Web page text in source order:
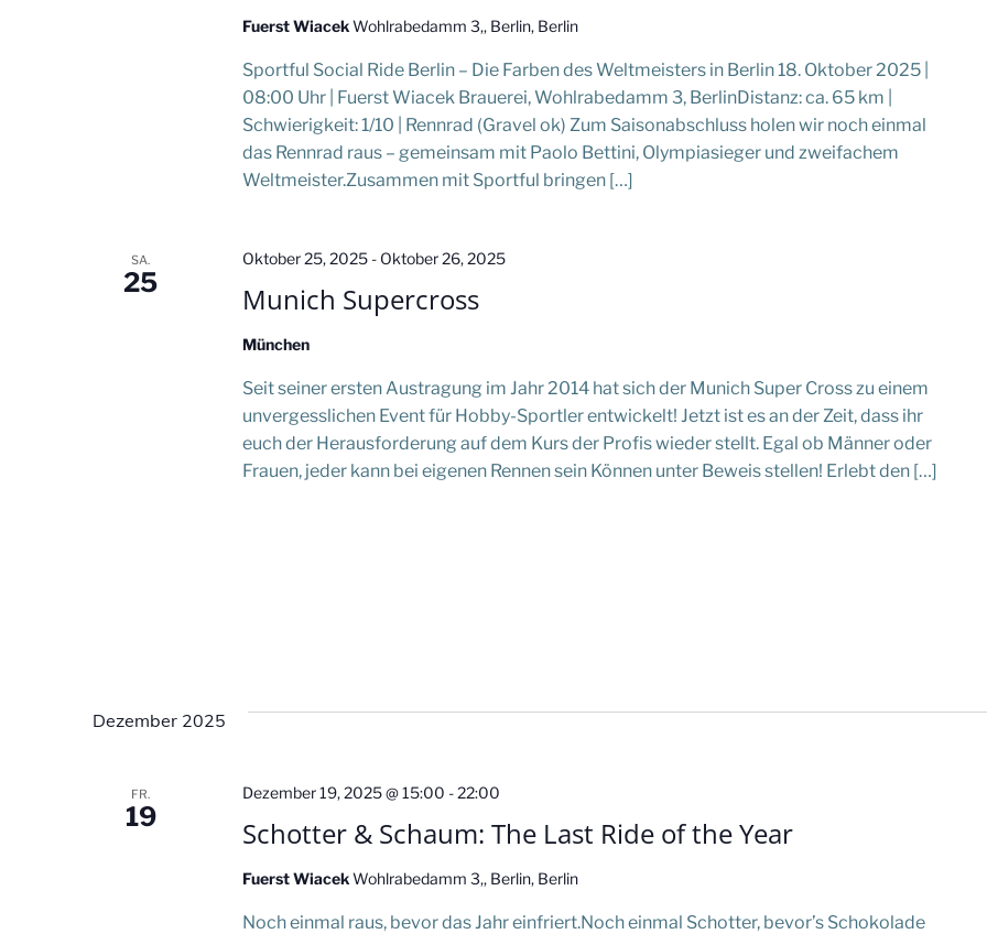
u
Fuerst WiacekWohlrabedamm 3,, Berlin, Berlin
Sportful Social Ride Berlin – Die Farben des Weltmeisters in Berlin 18. Oktober 2025 |
08:00 Uhr | Fuerst Wiacek Brauerei, Wohlrabedamm 3, BerlinDistanz: ca. 65 km |
Schwierigkeit: 1/10 | Rennrad (Gravel ok) Zum Saisonabschluss holen wir noch einmal
das Rennrad raus – gemeinsam mit Paolo Bettini, Olympiasieger und zweifachem
Weltmeister.Zusammen mit Sportful bringen […]
SA.
25 Munich Supercross
Oktober 25, 2025- Oktober 26, 2025
München
Seit seiner ersten Austragung im Jahr 2014 hat sich der Munich Super Cross zu einem
unvergesslichen Event für Hobby-Sportler entwickelt! Jetzt ist es an der Zeit, dass ihr
euch der Herausforderung auf dem Kurs der Profis wieder stellt. Egal ob Männer oder
Frauen, jeder kann bei eigenen Rennen sein Können unter Beweis stellen! Erlebt den […]
Dezember 2025
FR.
19 Schotter & Schaum: The Last Ride of the Year
Dezember 19, 2025 @ 15:00 -22:00
Fuerst WiacekWohlrabedamm 3,, Berlin, Berlin
Noch einmal raus, bevor das Jahr einfriert.Noch einmal Schotter, bevor’s Schokolade